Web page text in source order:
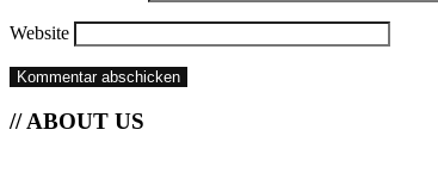
Website
// ABOUT US